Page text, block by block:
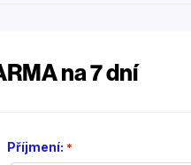
na 7 dní
Příjmení: *